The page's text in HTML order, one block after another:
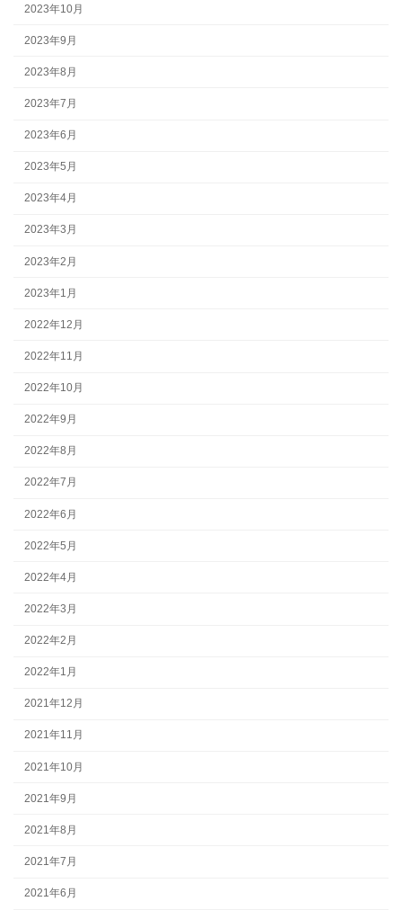
2023年10月
2023年9月
2023年8月
2023年7月
2023年6月
2023年5月
2023年4月
2023年3月
2023年2月
2023年1月
2022年12月
2022年11月
2022年10月
2022年9月
2022年8月
2022年7月
2022年6月
2022年5月
2022年4月
2022年3月
2022年2月
2022年1月
2021年12月
2021年11月
2021年10月
2021年9月
2021年8月
2021年7月
2021年6月